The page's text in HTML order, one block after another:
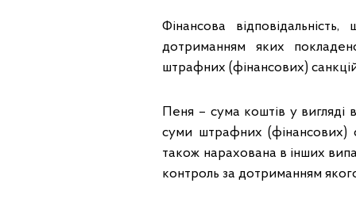
Фінансова
дотриманням яких
штрафних (фінансових)
Пеня – сума коштів у вигляді
суми штрафних (фінансових)
також нарахована в інших
контроль за дотриманням